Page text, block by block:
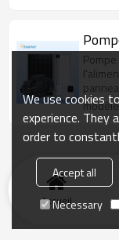
Accueil
We use cookies
experience. They
order to
Accept all
Necessary